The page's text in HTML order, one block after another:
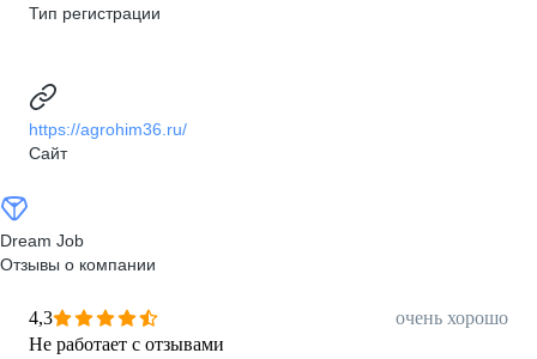
Тип регистрации
https://agrohim36.ru/
Сайт
Dream Job
Отзывы о компании
4,3
очень хорошо
Не работает с отзывами